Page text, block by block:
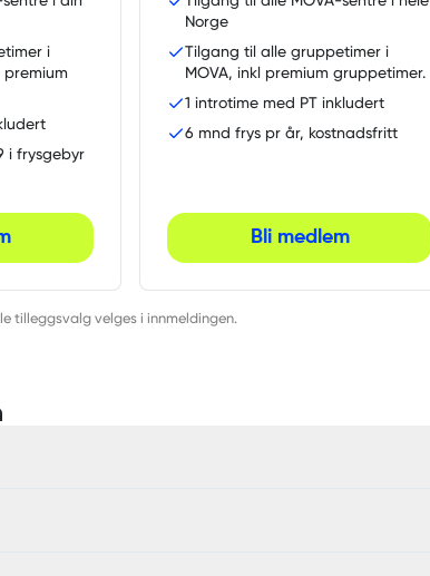
i
premium
i frysgebyr
Norge
Tilgang til alle gruppetimer i
MOVA, inkl premium gruppetimer.
1 introtime med PT inkludert
6 mnd frys pr år, kostnadsfritt
Bli medlem
tilleggsvalg velges i innmeldingen.